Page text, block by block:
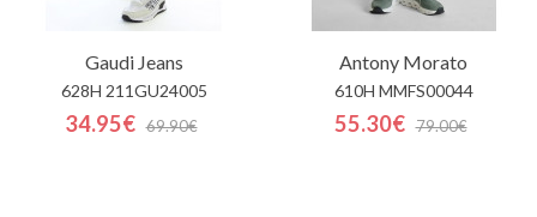
Gaudi Jeans
628H 211GU24005
34.95€ 69.90€
Antony Morato
610H MMFS00044
55.30€ 79.00€